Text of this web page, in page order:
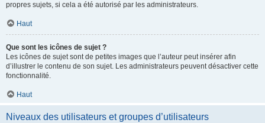
propres sujets, si cela a été autorisé par les administrateurs.
Haut
Que sont les icônes de sujet ?
Les icônes de sujet sont de petites images que l’auteur peut insérer afin
d’illustrer le contenu de son sujet. Les administrateurs peuvent désactiver cette
fonctionnalité.
Haut
Niveaux des utilisateurs et groupes d’utilisateurs